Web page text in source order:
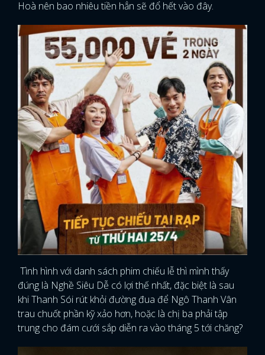
Hoà nên bao nhiêu tiền hẳn sẽ đổ hết vào đây.
Tình hình với danh sách phim chiếu lễ thì mình thấy
đúng là Nghề Siêu Dễ có lợi thế nhất, đặc biệt là sau
khi Thanh Sói rút khỏi đường đua để Ngô Thanh Vân
trau chuốt phần kỹ xảo hơn, hoặc là chị ba phải tập
trung cho đám cưới sắp diễn ra vào tháng 5 tới chăng?